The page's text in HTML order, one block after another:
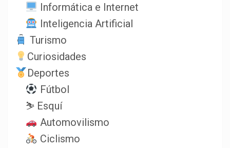
Informática e Internet
Inteligencia Artificial
Turismo
Curiosidades
Deportes
Fútbol
⛷️ Esquí
Automovilismo
Ciclismo